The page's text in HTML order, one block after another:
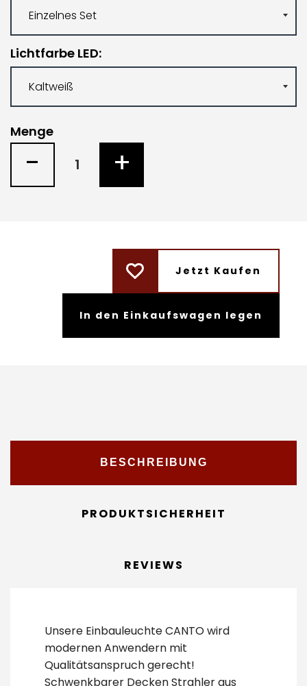
Lichtfarbe LED
Menge
- +
Jetzt Kaufen
In den Einkaufswagen legen
BESCHREIBUNG
PRODUKTSICHERHEIT
REVIEWS
Unsere Einbauleuchte CANTO wird
modernen Anwendern mit
Qualitätsanspruch gerecht!
Schwenkbarer Decken Strahler aus